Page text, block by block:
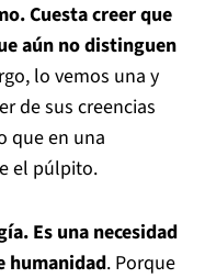
Cuesta creer que
aún no distinguen
lo vemos una y
de sus creencias
que en una
el púlpito.
Es una necesidad
humanidad. Porque